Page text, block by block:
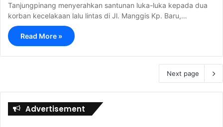
Tanjungpinang menyerahkan santunan luka-luka kepada dua
korban kecelakaan lalu lintas di Jl. Manggis Kp. Baru,…
Read More »
Next page
Advertisement